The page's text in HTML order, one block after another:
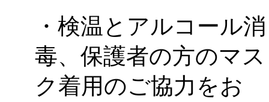
「 堂島地区歴史ウオ
す」 受付期間：～
「みなづる号乗車体
・検温とアルコール消
毒、保護者の方のマス
ク着用のご協力をお